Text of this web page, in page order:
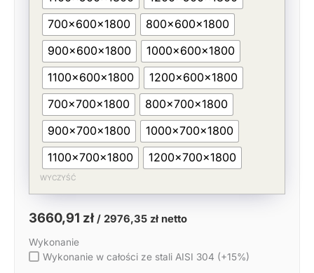
700x600x1800
800x600x1800
900x600x1800
1000x600x1800
1100x600x1800
1200x600x1800
700x700x1800
800x700x1800
900x700x1800
1000x700x1800
1100x700x1800
1200x700x1800
WYCZYŚĆ
3660,91 zł / 2976,35 złnetto
Wykonanie
Wykonanie w całości ze stali AISI 304 (+15%)